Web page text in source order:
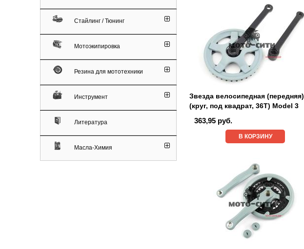
Звезда велосипедная (передняя)
(круг, под квадрат, 36Т) Model 3
363,95 руб.
В КОРЗИНУ
Стайлинг / Тюнинг
Мотоэкипировка
Резина для мототехники
Инструмент
Литература
Масла-Химия